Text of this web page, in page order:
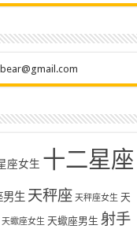
座女生 十二星座
男生 天秤座 天秤座女生 天
天蠍座女生 天蠍座男生 射手